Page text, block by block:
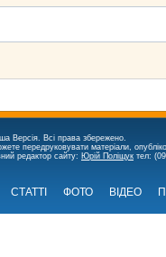
Версія. Всі права збережено.
передруковувати матеріали,
редактор сайту: Юрій Поліщук тел:
СТАТТІ ФОТО ВІДЕО